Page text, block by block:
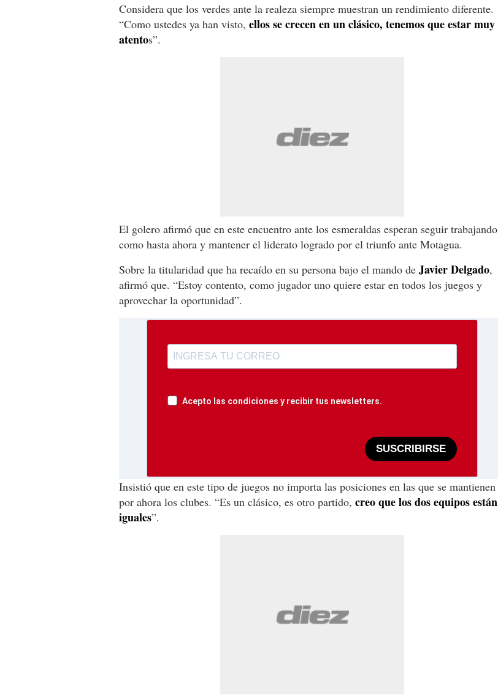
Considera que los verdes ante la realeza siempre muestran un rendimiento diferente.
“Como ustedes ya han visto, ellos se crecen en un clásico, tenemos que estar muy
atentos”.
El golero afirmó que en este encuentro ante los esmeraldas esperan seguir trabajando
como hasta ahora y mantener el liderato logrado por el triunfo ante Motagua.
Sobre la titularidad que ha recaído en su persona bajo el mando de Javier Delgado,
afirmó que. “Estoy contento, como jugador uno quiere estar en todos los juegos y
aprovechar la oportunidad”.
Acepto las condiciones y recibir tus newsletters.
SUSCRIBIRSE
Insistió que en este tipo de juegos no importa las posiciones en las que se mantienen
por ahora los clubes. “Es un clásico, es otro partido, creo que los dos equipos están
iguales”.